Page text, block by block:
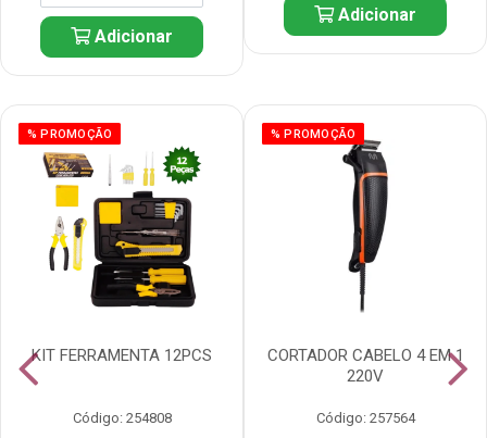
Adicionar
Adicionar
% PROMOÇÃO
KIT FERRAMENTA 12PCS
Código: 254808
% PROMOÇÃO
CORTADOR CABELO 4 EM 1
220V
Código: 257564